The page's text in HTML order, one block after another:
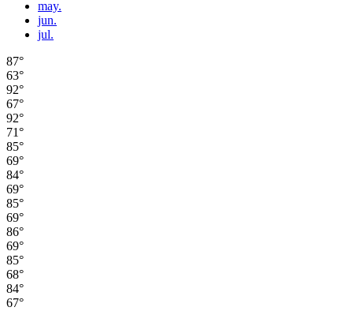
may.
jun.
jul.
87°
63°
92°
67°
92°
71°
85°
69°
84°
69°
85°
69°
86°
69°
85°
68°
84°
67°